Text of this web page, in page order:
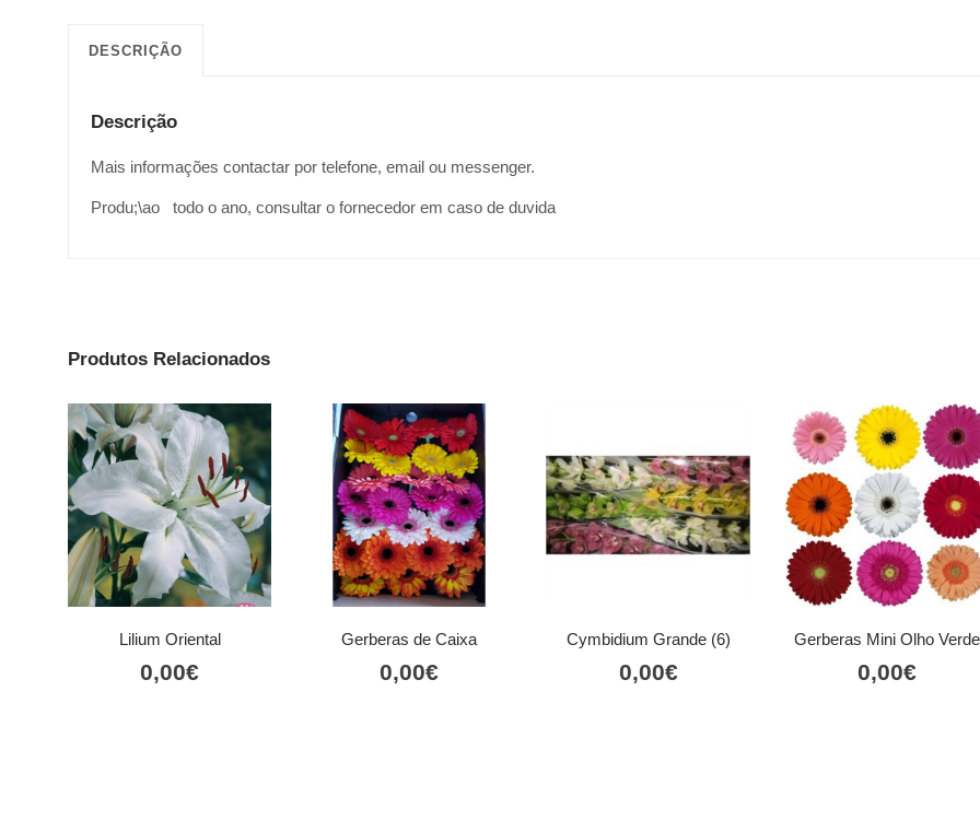
DESCRIÇÃO
Descrição
Mais informações contactar por telefone, email ou messenger.
Produ;\ao todo o ano, consultar o fornecedor em caso de duvida
Produtos Relacionados
Lilium Oriental
0,00€
Gerberas de Caixa
0,00€
Cymbidium Grande (6)
0,00€
Gerberas Mini Olho Verde
0,00€